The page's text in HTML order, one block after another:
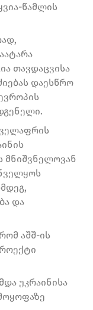
წამლის
თავდაცვისა
დაესწრო
მნიშვნელოვან
და
აშშ-ის
უკრაინისა